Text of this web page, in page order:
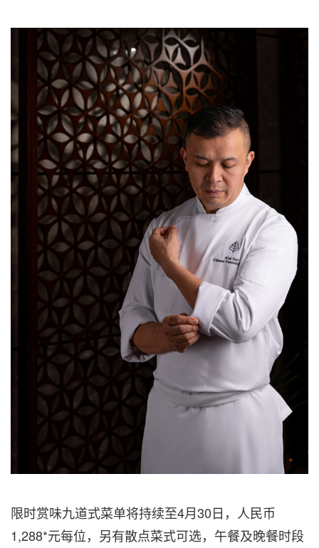
限时赏味九道式菜单将持续至4月30日，人民币
1,288*元每位，另有散点菜式可选，午餐及晚餐时段